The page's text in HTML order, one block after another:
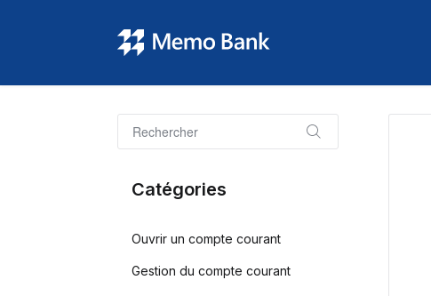
Catégories
Ouvrir un compte courant
Gestion du compte courant